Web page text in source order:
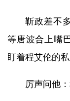
靳政差不
等唐波合上嘴
盯着程艾伦的私
厉声问他